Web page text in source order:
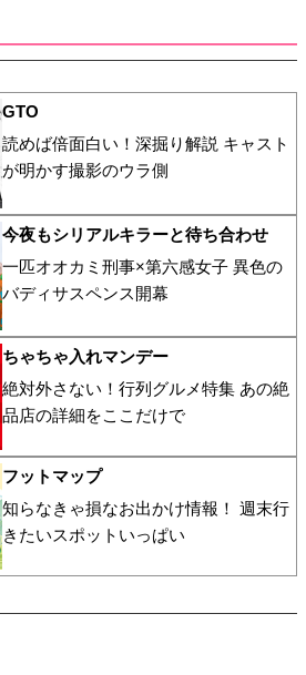
GTO
読めば倍面白い！深掘り解説 キャスト
が明かす撮影のウラ側
今夜もシリアルキラーと待ち合わせ
一匹オオカミ刑事×第六感女子 異色の
バディサスペンス開幕
ちゃちゃ入れマンデー
絶対外さない！行列グルメ特集 あの絶
品店の詳細をここだけで
フットマップ
知らなきゃ損なお出かけ情報！ 週末行
きたいスポットいっぱい